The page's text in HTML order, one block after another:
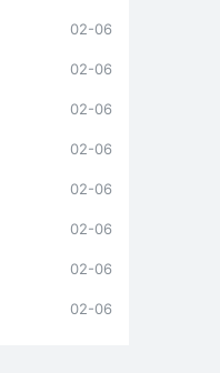
02-06
02-06
02-06
02-06
02-06
02-06
02-06
02-06